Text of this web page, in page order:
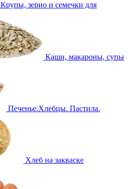
Крупы, зерно и семечки для
Каши, макароны, супы
Печенье.Хлебцы. Пастила.
Хлеб на закваске